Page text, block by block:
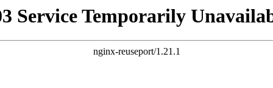
Service Temporarily
nginx-reuseport/1.21.1